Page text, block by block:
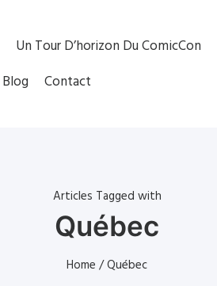
Un Tour D’horizon Du ComicCon
Blog Contact
Articles Tagged with
Québec
Home / Québec